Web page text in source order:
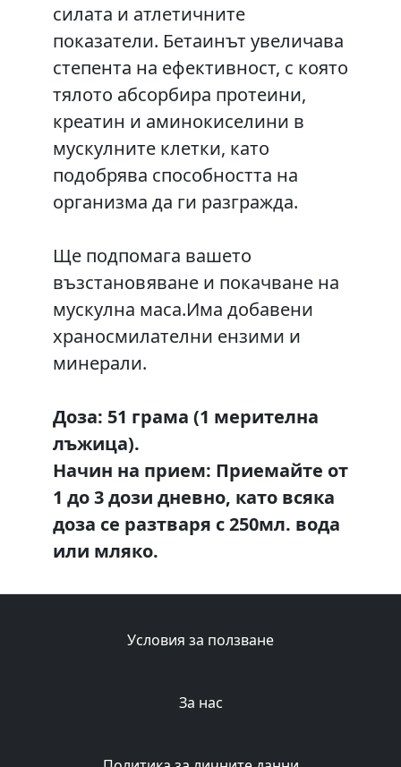
силата и атлетичните
показатели. Бетаинът увеличава
степента на ефективност, с която
тялото абсорбира протеини,
креатин и аминокиселини в
мускулните клетки, като
подобрява способността на
организма да ги разгражда.
Ще подпомага вашето
възстановяване и покачване на
мускулна маса.Има добавени
храносмилателни ензими и
минерали.
Доза: 51 грама (1 мерителна
лъжица).
Начин на прием: Приемайте от
1 до 3 дози дневно, като всяка
доза се разтваря с 250мл. вода
или мляко.
Условия за ползване
За нас